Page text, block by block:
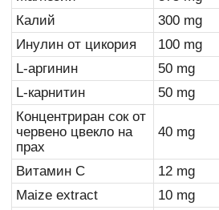
Калий
300 mg
Инулин от цикория
100 mg
L-аргинин
50 mg
L-карнитин
50 mg
Концентриран сок от
червено цвекло на
прах
40 mg
Витамин C 12 mg
Maize extract
10 mg